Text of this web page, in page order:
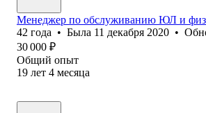
Менеджер по обслуживанию ЮЛ и
42 года • Была 11 декабря 2020 •
30 000 ₽
Общий опыт
19 лет 4 месяца